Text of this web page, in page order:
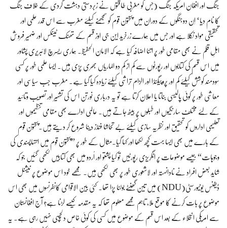
جنگ اور افغان امریکہ جنگ (جس کو مغربی طاقتوں نے زبردستی دہشت گردی کے خلاف جنگ
کا نام دیا‘ اِن دوجنگوں کے دوران میں پختون قوم کو سمجھنے کیلئے مغرب سے اس قدر علمی اور
تحقیقی مواد نکلا ہے اور جس میں ہمارے زرخرید این جی اوز قسم کے تھنک ٹینکس اور ضمیر فروش
اہلِ قلم نے بھی مقامی طور پر اتنا اضافہ کیا ہے کہ الامان الحفیظ۔ ہماری ریسرچ لائبریری پشاور
میں اس قسم کی کتابوں اور رپورٹوں سے کم از کم دو الماریاں بھری پڑی ہیں۔ اِیسا علمی طور پر کسی
سودمند کوشش کیلئے کم اور پروپیگنڈا اور الزام تراشی کیلئے زیادہ کیا گیا ہے۔ مغرب جب سیاسی اور
معاشی طور پر کوئی پالیسی بناتا یا اعلان کرتا ہے تو یہ درباری نورتن اس کی تشہیر اور تصویب وتائید
کے لئے مختلف سارنگیوں اور طبلوں پر بیٹھ جاتے ہیں۔ عالمی ادارے بھی مقامی تنظیموں اور
تعلیمی اداروں کو تحقیق اور نظریہ سازی کیلئے بے تحاشا فنڈز دینا شروع کر دیتے ہیں۔پختون قوم
کے بارے میں بھی ایسا بہت کچھ لکھا اور کہا گیا۔مثال کے طور پر ”پختون قوم میں انتہاپسندی کی
وجوہات“ جیسے موضوعات پر انگریزی رپورٹیں تو کیا پشتو اور اُردو میں بھی کتابیں لکھی گئیں جو کہ
شاید بعض افراد نے نادانستہ اور لاشعوری طور پر بھی لکھی ہیں۔ مجھے خود اس موضوع پر نیشنل
ڈیفنس یونیورسٹی(NDU) میں تین گھنٹے بولنا پڑا تھا۔ کئی بین الاقوامی کانفرنسوں میں بھی اس
موضوع پر بات کرنے کا موقع ملا، تاہم مجھے معلوم تھا کہ یہ مقدمہ کیسے لڑنا ہے؟ آج افغانستان
سے امریکی انخلاء کے بعد اس قسم کے موضوع میں کسی کی کوئی خاص دلچسپی نہیں رہی ہے۔ یہ